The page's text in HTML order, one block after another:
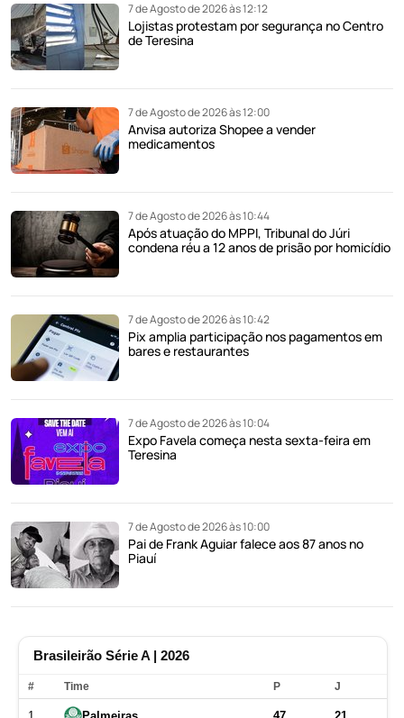
7 de Agosto de 2026 às 12:12
Lojistas protestam por segurança no Centro
de Teresina
7 de Agosto de 2026 às 12:00
Anvisa autoriza Shopee a vender
medicamentos
7 de Agosto de 2026 às 10:44
Após atuação do MPPI, Tribunal do Júri
condena réu a 12 anos de prisão por homicídio
7 de Agosto de 2026 às 10:42
Pix amplia participação nos pagamentos em
bares e restaurantes
7 de Agosto de 2026 às 10:04
Expo Favela começa nesta sexta-feira em
Teresina
7 de Agosto de 2026 às 10:00
Pai de Frank Aguiar falece aos 87 anos no
Piauí